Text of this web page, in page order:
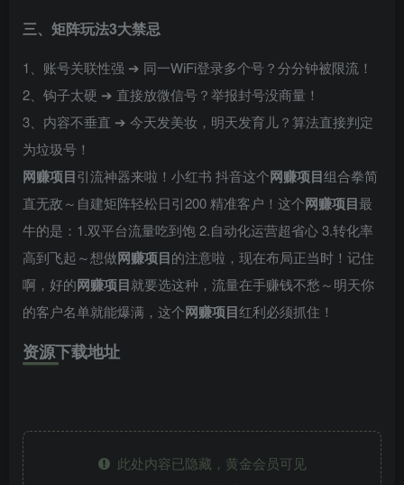
三、矩阵玩法3大禁忌
1、账号关联性强 ➔ 同一WiFi登录多个号？分分钟被限流！
2、钩子太硬 ➔ 直接放微信号？举报封号没商量！
3、内容不垂直 ➔ 今天发美妆，明天发育儿？算法直接判定
为垃圾号！
网赚项目引流神器来啦！小红书 抖音这个网赚项目组合拳简
直无敌～自建矩阵轻松日引200 精准客户！这个网赚项目最
牛的是：1.双平台流量吃到饱 2.自动化运营超省心 3.转化率
高到飞起～想做网赚项目的注意啦，现在布局正当时！记住
啊，好的网赚项目就要选这种，流量在手赚钱不愁～明天你
的客户名单就能爆满，这个网赚项目红利必须抓住！
资源下载地址
此处内容已隐藏，黄金会员可见